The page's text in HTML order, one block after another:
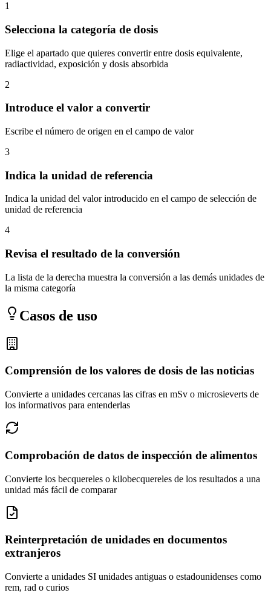
1
Selecciona la categoría de dosis
Elige el apartado que quieres convertir entre dosis equivalente,
radiactividad, exposición y dosis absorbida
2
Introduce el valor a convertir
Escribe el número de origen en el campo de valor
3
Indica la unidad de referencia
Indica la unidad del valor introducido en el campo de selección de
unidad de referencia
4
Revisa el resultado de la conversión
La lista de la derecha muestra la conversión a las demás unidades de
la misma categoría
Casos de uso
Comprensión de los valores de dosis de las noticias
Convierte a unidades cercanas las cifras en mSv o microsieverts de
los informativos para entenderlas
Comprobación de datos de inspección de alimentos
Convierte los becquereles o kilobecquereles de los resultados a una
unidad más fácil de comparar
Reinterpretación de unidades en documentos
extranjeros
Convierte a unidades SI unidades antiguas o estadounidenses como
rem, rad o curios